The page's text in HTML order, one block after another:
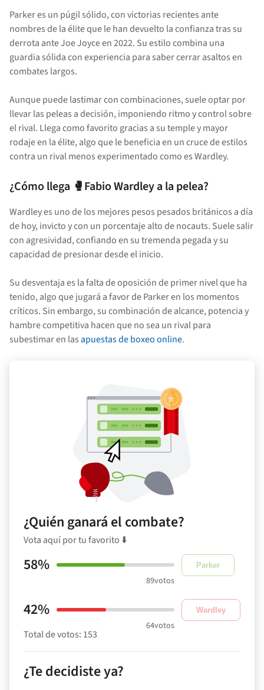
Parker es un púgil sólido, con victorias recientes ante
nombres de la élite que le han devuelto la confianza tras su
derrota ante Joe Joyce en 2022. Su estilo combina una
guardia sólida con experiencia para saber cerrar asaltos en
combates largos.
Aunque puede lastimar con combinaciones, suele optar por
llevar las peleas a decisión, imponiendo ritmo y control sobre
el rival. Llega como favorito gracias a su temple y mayor
rodaje en la élite, algo que le beneficia en un cruce de estilos
contra un rival menos experimentado como es Wardley.
¿Cómo llega 🥊Fabio Wardley a la pelea?
Wardley es uno de los mejores pesos pesados británicos a día
de hoy, invicto y con un porcentaje alto de nocauts. Suele salir
con agresividad, confiando en su tremenda pegada y su
capacidad de presionar desde el inicio.
Su desventaja es la falta de oposición de primer nivel que ha
tenido, algo que jugará a favor de Parker en los momentos
críticos. Sin embargo, su combinación de alcance, potencia y
hambre competitiva hacen que no sea un rival para
subestimar en lasapuestas de boxeo online.
¿Quién ganará el combate?
Vota aquí por tu favorito ⬇️
58%
89votos
Parker
42%
64votos
Wardley
Total de votos: 153
¿Te decidiste ya?